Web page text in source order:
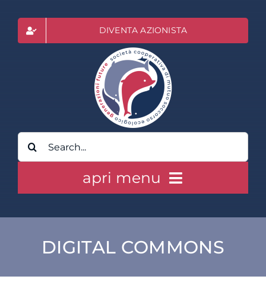
contenuto
DIVENTA AZIONISTA
Cerca
per:
apri menu
DIGITAL COMMONS